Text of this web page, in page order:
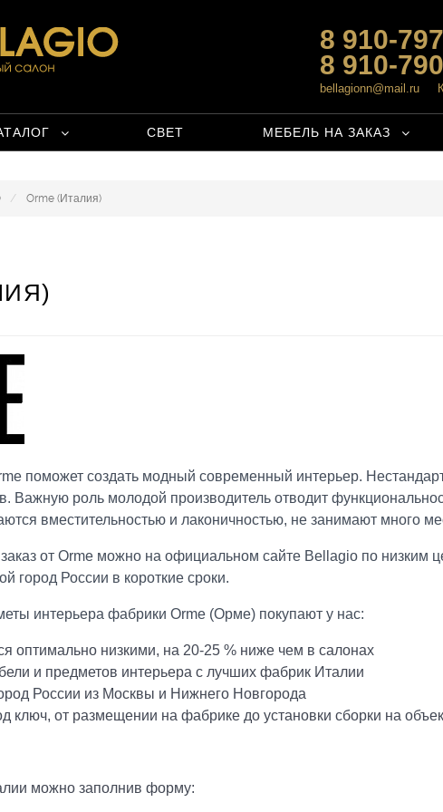
8 910-
8 910-
bellagionn@mail.ru
СВЕТ МЕБЕЛЬ НА ЗАКАЗ
Orme (Италия)
поможет создать модный современный интерьер.
Важную роль молодой производитель отводит
вместительностью и лаконичностью, не занимают много
от Orme можно на официальном сайте Bellagio по
город России в короткие сроки.
интерьера фабрики Orme (Орме) покупают у нас:
оптимально низкими, на 20-25 % ниже чем в салонах
и предметов интерьера с лучших фабрик Италии
России из Москвы и Нижнего Новгорода
ключ, от размещении на фабрике до установки сборки на
можно заполнив форму: